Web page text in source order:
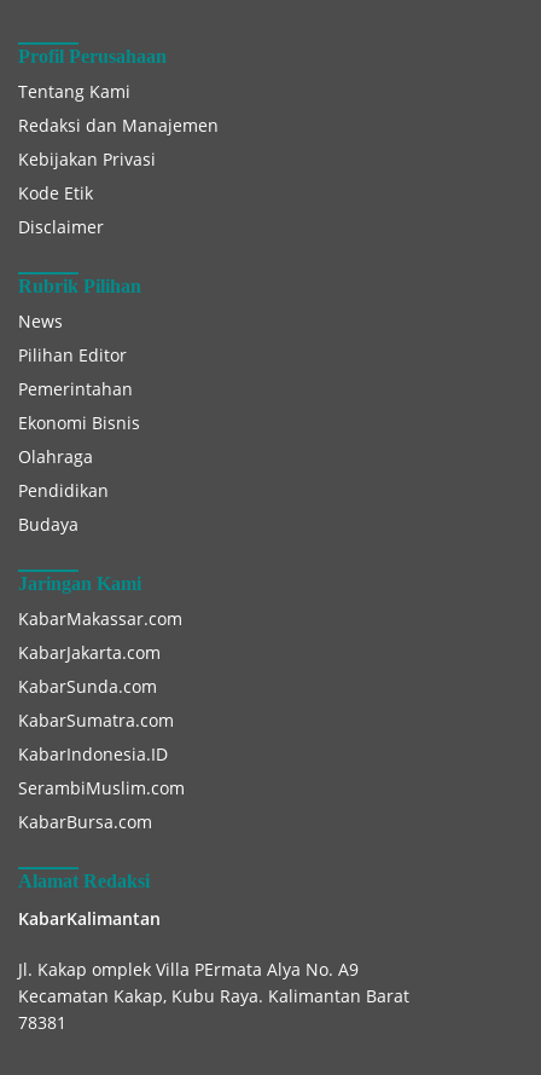
Profil Perusahaan
Tentang Kami
Redaksi dan Manajemen
Kebijakan Privasi
Kode Etik
Disclaimer
Rubrik Pilihan
News
Pilihan Editor
Pemerintahan
Ekonomi Bisnis
Olahraga
Pendidikan
Budaya
Jaringan Kami
KabarMakassar.com
KabarJakarta.com
KabarSunda.com
KabarSumatra.com
KabarIndonesia.ID
SerambiMuslim.com
KabarBursa.com
Alamat Redaksi
KabarKalimantan
Jl. Kakap omplek Villa PErmata Alya No. A9
Kecamatan Kakap, Kubu Raya. Kalimantan Barat
78381